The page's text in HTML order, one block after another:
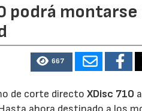
podrá montarse
667
de corte directoXDisc 710